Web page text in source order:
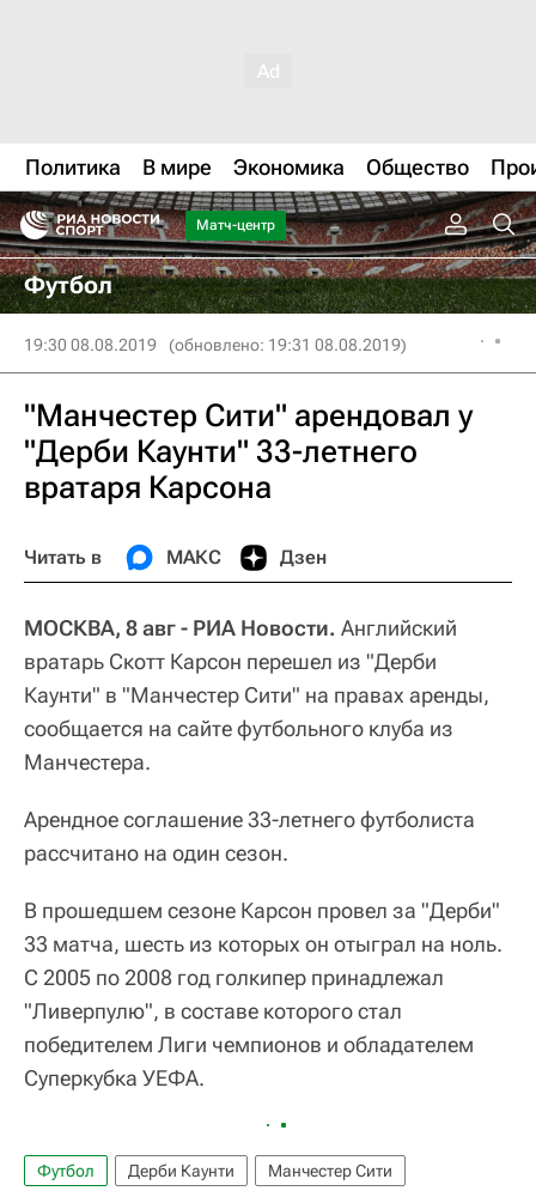
Политика В мире Экономика Общество
Матч-центр
Футбол
19:30 08.08.2019 (обновлено: 19:31 08.08.2019)
"Манчестер Сити" арендовал у
"Дерби Каунти" 33-летнего
вратаря Карсона
Читать в МАКС Дзен
МОСКВА, 8 авг - РИА Новости. Английский
вратарь Скотт Карсон перешел из "Дерби
Каунти" в "Манчестер Сити" на правах аренды,
сообщается на сайте футбольного клуба из
Манчестера.
Арендное соглашение 33-летнего футболиста
рассчитано на один сезон.
В прошедшем сезоне Карсон провел за "Дерби"
33 матча, шесть из которых он отыграл на ноль.
С 2005 по 2008 год голкипер принадлежал
"Ливерпулю", в составе которого стал
победителем Лиги чемпионов и обладателем
Суперкубка УЕФА.
Футбол Дерби Каунти
Манчестер Сити